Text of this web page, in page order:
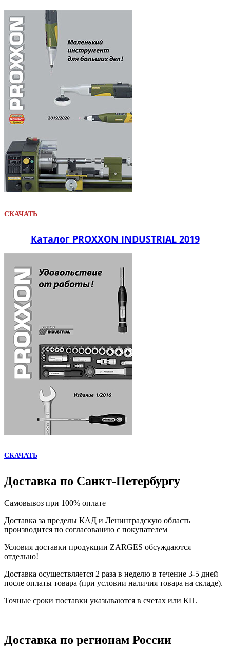
СКАЧАТЬ
Каталог PROXXON INDUSTRIAL 2019
СКАЧАТЬ
Доставка по Санкт-Петербургу
Самовывоз при 100% оплате
Доставка за пределы КАД и Ленинградскую область
производится по согласованию с покупателем
Условия доставки продукции ZARGES обсуждаются
отдельно!
Доставка осуществляется 2 раза в неделю в течение 3-5 дней
после оплаты товара (при условии наличия товара на складе).
Точные сроки поставки указываются в счетах или КП.
Доставка по регионам России